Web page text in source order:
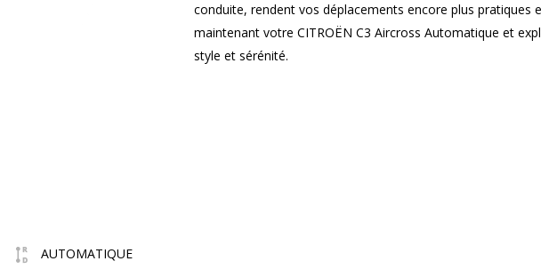
conduite, rendent vos déplacements encore plus pratiques
maintenant votre CITROËN C3 Aircross Automatique et
style et sérénité.
AUTOMATIQUE